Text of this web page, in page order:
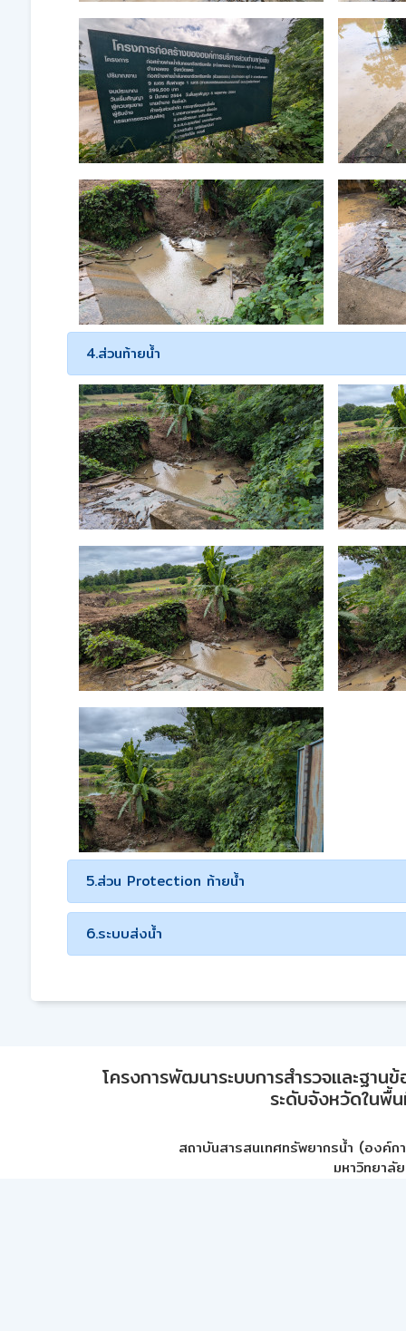
4.ส่วนท้ายน้ำ
5.ส่วน Protection ท้ายน้ำ
6.ระบบส่งน้ำ
โครงการพัฒนาระบบการสำรวจและฐา
ระดับจังหวัดในพื้
สถาบันสารสนเทศทรัพยากรน้ำ (องค์ก
มหาวิทยาลั